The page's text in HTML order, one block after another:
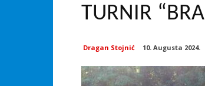
TURNIR
Dragan Stojnić 10. Augusta 2024.